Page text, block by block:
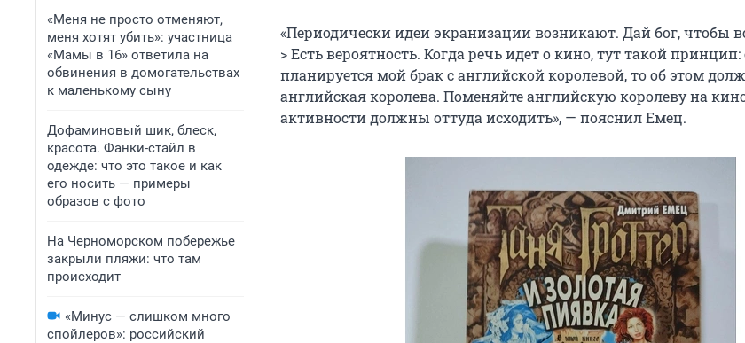
«Меня не просто отменяют,
меня хотят убить»: участница
«Мамы в 16» ответила на
обвинения в домогательствах
к маленькому сыну
Дофаминовый шик, блеск,
красота. Фанки-стайл в
одежде: что это такое и как
его носить — примеры
образов с фото
На Черноморском побережье
закрыли пляжи: что там
происходит
«Минус — слишком много
спойлеров»: российский
«Периодически идеи экранизации возникают. Дай бог, чтобы
> Есть вероятность. Когда речь идет о кино, тут такой принцип:
планируется мой брак с английской королевой, то об этом
английская королева. Поменяйте английскую королеву на
активности должны оттуда исходить», — пояснил Емец.